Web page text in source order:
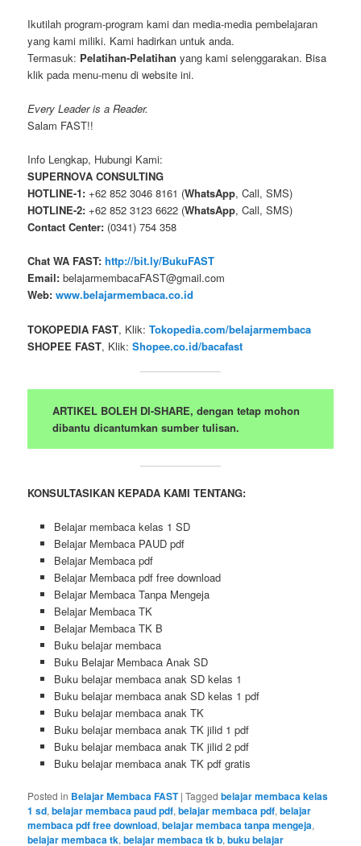
Ikutilah program-program kami dan media-media pembelajaran
yang kami miliki. Kami hadirkan untuk anda.
Termasuk: Pelatihan-Pelatihan yang kami selenggarakan. Bisa
klik pada menu-menu di website ini.
Every Leader is a Reader.
Salam FAST!!
Info Lengkap, Hubungi Kami:
SUPERNOVA CONSULTING
HOTLINE-1: +62 852 3046 8161 (WhatsApp, Call, SMS)
HOTLINE-2: +62 852 3123 6622 (WhatsApp, Call, SMS)
Contact Center: (0341) 754 358
Chat WA FAST: http://bit.ly/BukuFAST
Email: belajarmembacaFAST@gmail.com
Web: www.belajarmembaca.co.id
TOKOPEDIA FAST, Klik:Tokopedia.com/belajarmembaca
SHOPEE FAST, Klik:Shopee.co.id/bacafast
ARTIKEL BOLEH DI-SHARE, dengan tetap mohon
dibantu dicantumkan sumber tulisan.
KONSULTASIKAN KEPADA KAMI TENTANG:
Belajar membaca kelas 1 SD
Belajar Membaca PAUD pdf
Belajar Membaca pdf
Belajar Membaca pdf free download
Belajar Membaca Tanpa Mengeja
Belajar Membaca TK
Belajar Membaca TK B
Buku belajar membaca
Buku Belajar Membaca Anak SD
Buku belajar membaca anak SD kelas 1
Buku belajar membaca anak SD kelas 1 pdf
Buku belajar membaca anak TK
Buku belajar membaca anak TK jilid 1 pdf
Buku belajar membaca anak TK jilid 2 pdf
Buku belajar membaca anak TK pdf gratis
Posted in Belajar Membaca FAST |Tagged belajar membaca kelas
1 sd,belajar membaca paud pdf,belajar membaca pdf,belajar
membaca pdf free download,belajar membaca tanpa mengeja,
belajar membaca tk,belajar membaca tk b,buku belajar